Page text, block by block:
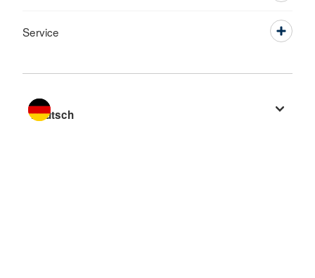
Service
Sprache wechseln zu